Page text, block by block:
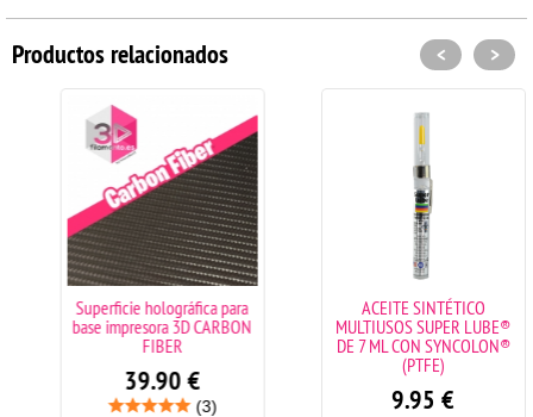
Productos relacionados
Superficie holográfica para
base impresora 3D CARBON
FIBER
39.90€
(3)
ACEITE SINTÉTICO
MULTIUSOS SUPER LUBE®
DE 7 ML CON SYNCOLON®
(PTFE)
9.95€
< >